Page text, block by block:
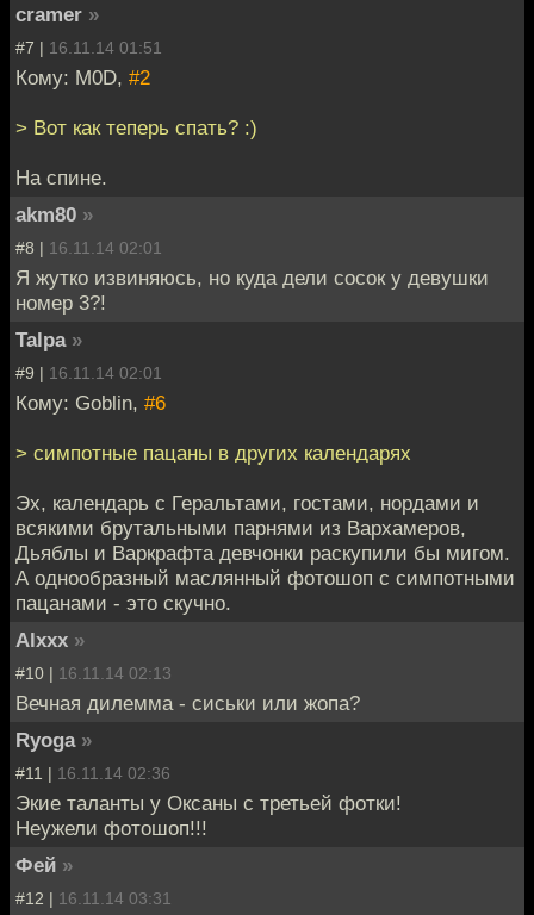
cramer »
#7 | 16.11.14 01:51
Кому: M0D, #2
> Вот как теперь спать? :)
На спине.
akm80 »
#8 | 16.11.14 02:01
Я жутко извиняюсь, но куда дели сосок у девушки
номер 3?!
Talpa »
#9 | 16.11.14 02:01
Кому: Goblin, #6
> симпотные пацаны в других календарях
Эх, календарь с Геральтами, гостами, нордами и
всякими брутальными парнями из Вархамеров,
Дьяблы и Варкрафта девчонки раскупили бы мигом.
А однообразный маслянный фотошоп с симпотными
пацанами - это скучно.
Alxxx »
#10 | 16.11.14 02:13
Вечная дилемма - сиськи или жопа?
Ryoga »
#11 | 16.11.14 02:36
Экие таланты у Оксаны с третьей фотки!
Неужели фотошоп!!!
Фей »
#12 | 16.11.14 03:31